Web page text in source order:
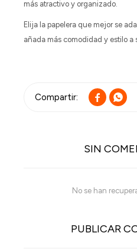
más atractivo y organizado.
Elija la papelera que mejor se
añada más comodidad y estilo a
 
SIN
No se han
PUBLICAR